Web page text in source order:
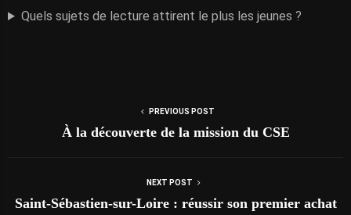
Quels sujets de lecture attirent le plus les jeunes ?
PREVIOUS POST
À la découverte de la mission du CSE
NEXT POST
Saint-Sébastien-sur-Loire : réussir son premier achat